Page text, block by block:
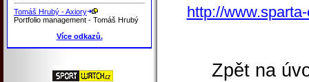
Tomáš Hrubý - Axiory
Portfolio management - Tomáš Hrubý
Více odkazů.
http://
Zpět na